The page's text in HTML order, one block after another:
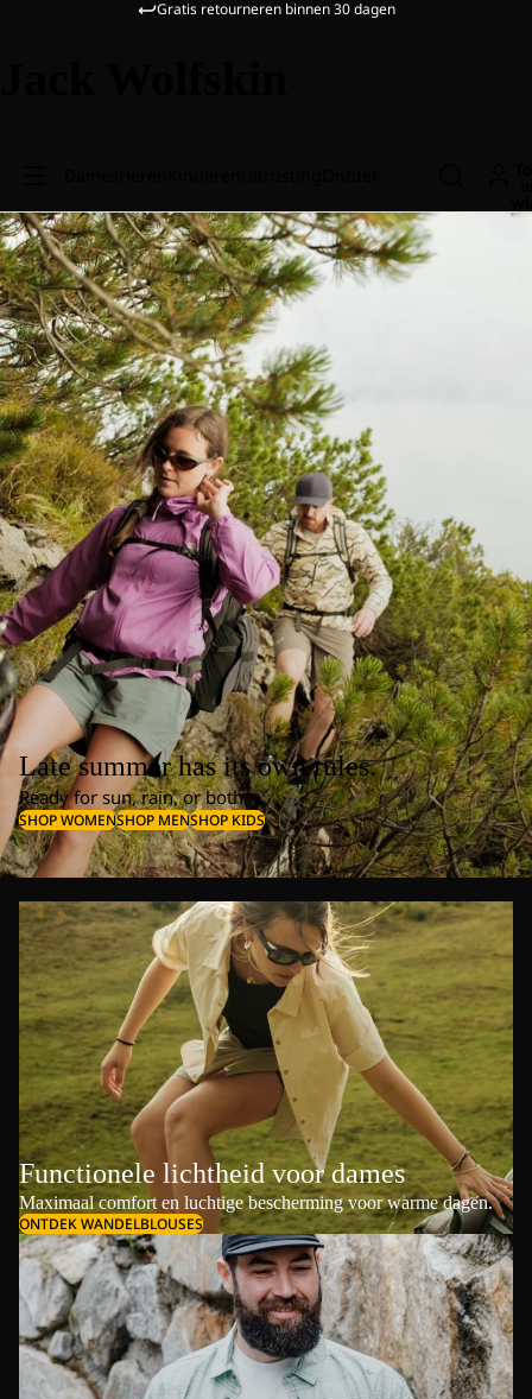
Gratis retourneren binnen 30 dagen
Late summer has its own rules.
Ready for sun, rain, or both.
SHOP WOMENSHOP MENSHOP KIDS
Functionele lichtheid voor dames
Maximaal comfort en luchtige bescherming voor warme dagen.
ONTDEK WANDELBLOUSES